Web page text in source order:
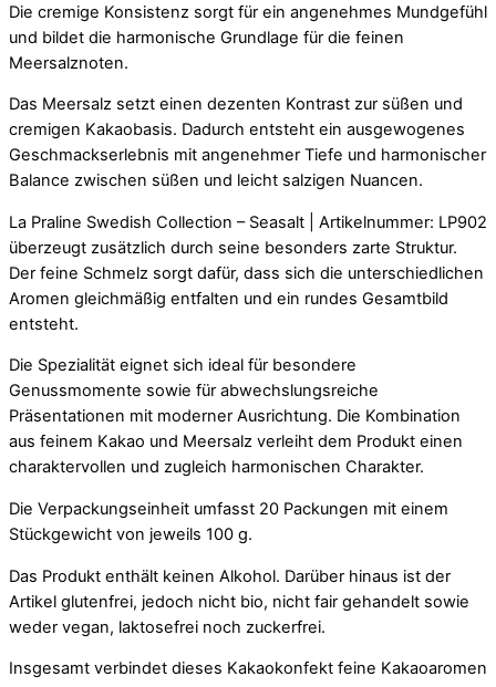
Die cremige Konsistenz sorgt für ein angenehmes Mundgefühl
und bildet die harmonische Grundlage für die feinen
Meersalznoten.
Das Meersalz setzt einen dezenten Kontrast zur süßen und
cremigen Kakaobasis. Dadurch entsteht ein ausgewogenes
Geschmackserlebnis mit angenehmer Tiefe und harmonischer
Balance zwischen süßen und leicht salzigen Nuancen.
La Praline Swedish Collection – Seasalt | Artikelnummer: LP902
überzeugt zusätzlich durch seine besonders zarte Struktur.
Der feine Schmelz sorgt dafür, dass sich die unterschiedlichen
Aromen gleichmäßig entfalten und ein rundes Gesamtbild
entsteht.
Die Spezialität eignet sich ideal für besondere
Genussmomente sowie für abwechslungsreiche
Präsentationen mit moderner Ausrichtung. Die Kombination
aus feinem Kakao und Meersalz verleiht dem Produkt einen
charaktervollen und zugleich harmonischen Charakter.
Die Verpackungseinheit umfasst 20 Packungen mit einem
Stückgewicht von jeweils 100 g.
Das Produkt enthält keinen Alkohol. Darüber hinaus ist der
Artikel glutenfrei, jedoch nicht bio, nicht fair gehandelt sowie
weder vegan, laktosefrei noch zuckerfrei.
Insgesamt verbindet dieses Kakaokonfekt feine Kakaoaromen